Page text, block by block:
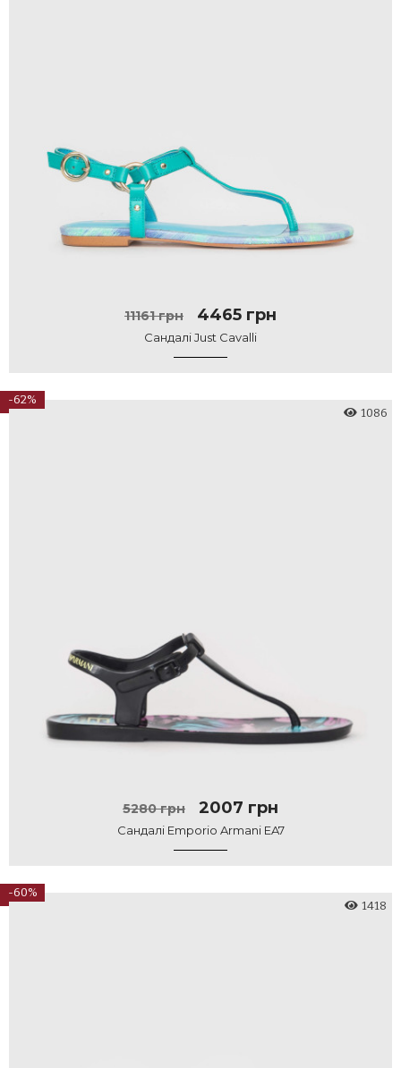
11161 грн 4465 грн
Сандалі Just Cavalli
-62%
5280 грн 2007 грн
Сандалі Emporio Armani EA7
1086
-60%
1418